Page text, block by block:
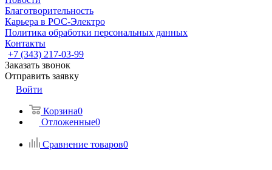
Благотворительность
Карьера в РОС-Электро
Политика обработки персональных данных
Контакты
+7 (343) 217-03-99
Заказать звонок
Отправить заявку
Войти
Корзина0
Отложенные0
Сравнение товаров0